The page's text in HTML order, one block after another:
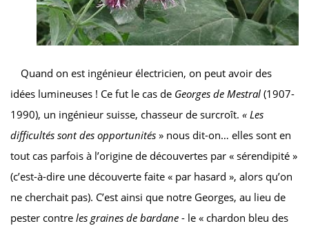
Quand on est ingénieur électricien, on peut avoir des
idées lumineuses ! Ce fut le cas de Georges de Mestral (1907-
1990), un ingénieur suisse, chasseur de surcroît. « Les
difficultés sont des opportunités » nous dit-on… elles sont en
tout cas parfois à l’origine de découvertes par « sérendipité »
(c’est-à-dire une découverte faite « par hasard », alors qu’on
ne cherchait pas). C’est ainsi que notre Georges, au lieu de
pester contre les graines de bardane - le « chardon bleu des